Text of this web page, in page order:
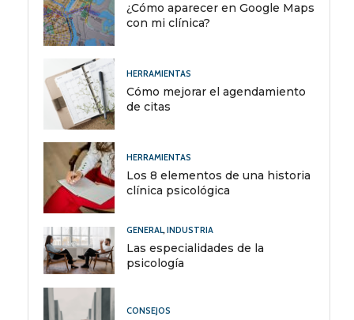
¿Cómo aparecer en Google Maps
con mi clínica?
HERRAMIENTAS
Cómo mejorar el agendamiento
de citas
HERRAMIENTAS
Los 8 elementos de una historia
clínica psicológica
GENERAL,INDUSTRIA
Las especialidades de la
psicología
CONSEJOS